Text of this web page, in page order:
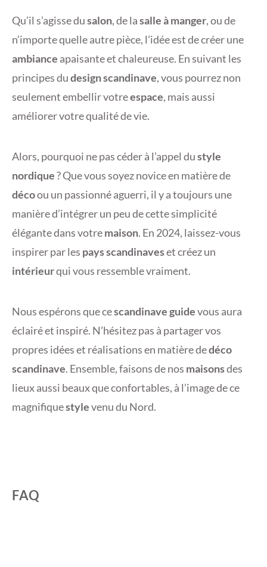
Qu’il s’agisse dusalon, de lasalle à manger, ou de
n’importe quelle autre pièce, l’idée est de créer une
ambiance apaisante et chaleureuse. En suivant les
principes dudesign scandinave, vous pourrez non
seulement embellir votreespace, mais aussi
améliorer votre qualité de vie.
Alors, pourquoi ne pas céder à l’appel dustyle
nordique? Que vous soyez novice en matière de
décoou un passionné aguerri, il y a toujours une
manière d’intégrer un peu de cette simplicité
élégante dans votremaison. En 2024, laissez-vous
inspirer par les pays scandinaveset créez un
intérieurqui vous ressemble vraiment.
Nous espérons que cescandinave guidevous aura
éclairé et inspiré. N’hésitez pas à partager vos
propres idées et réalisations en matière dedéco
scandinave. Ensemble, faisons de nos maisonsdes
lieux aussi beaux que confortables, à l’image de ce
magnifiquestylevenu du Nord.
FAQ